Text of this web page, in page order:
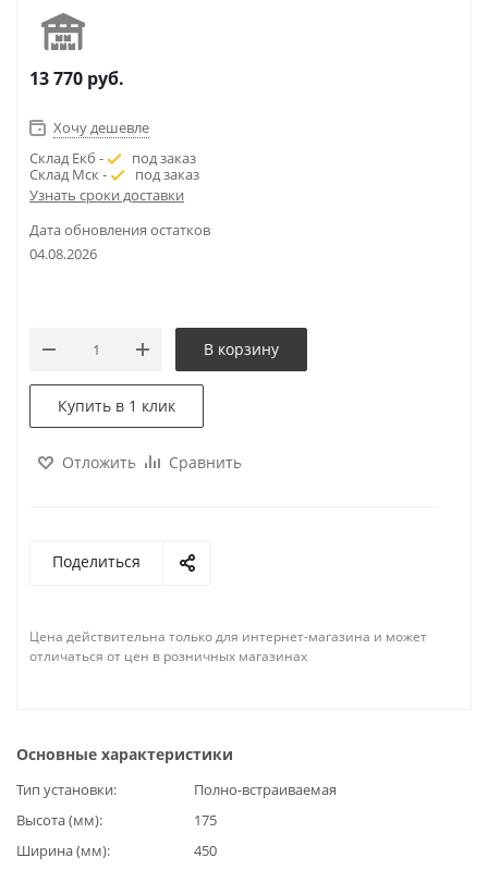
13 770 руб.
Хочу дешевле
Склад Екб -
под заказ
Склад Мск -
под заказ
Узнать сроки доставки
Дата обновления остатков
04.08.2026
В корзину
Купить в 1 клик
Отложить Сравнить
Поделиться
Цена действительна только для интернет-магазина и может
отличаться от цен в розничных магазинах
Основные характеристики
Тип установки
Полно-встраиваемая
Высота (мм)
175
Ширина (мм)
450